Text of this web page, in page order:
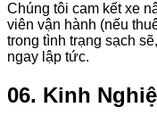
Chúng tôi cam kết xe
viên vận hành (nếu
trong tình trạng sạch
ngay lập tức.
06. Kinh